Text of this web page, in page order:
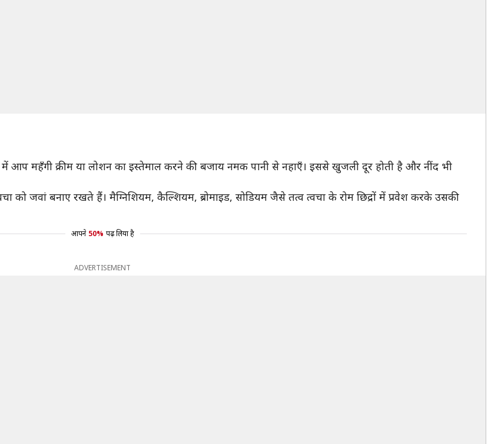
महँगी क्रीम या लोशन का इस्तेमाल करने की बजाय नमक पानी से नहाएँ। इससे खुजली दूर होती है और नींद भी
जवां बनाए रखते हैं। मैग्निशियम, कैल्शियम, ब्रोमाइड, सोडियम जैसे तत्व त्वचा के रोम छिद्रों में प्रवेश करके उसकी
आपने 50% पढ़ लिया है
ADVERTISEMENT